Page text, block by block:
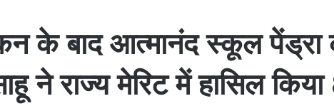
के बाद आत्मानंद स्कूल पेंड्रा
ने राज्य मेरिट में हासिल किया